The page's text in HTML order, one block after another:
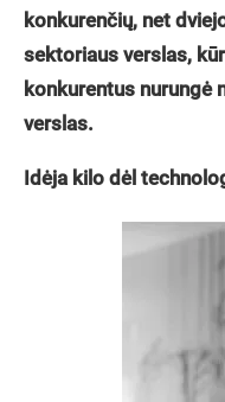
konkurenčių, net
sektoriaus verslas,
konkurentus nurungė
verslas.
Idėja kilo dėl